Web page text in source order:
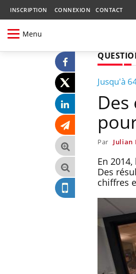
INSCRIPTION CONNEXION CONTACT
Menu
Jusqu'à
Par Julian
En
Des
chiffres